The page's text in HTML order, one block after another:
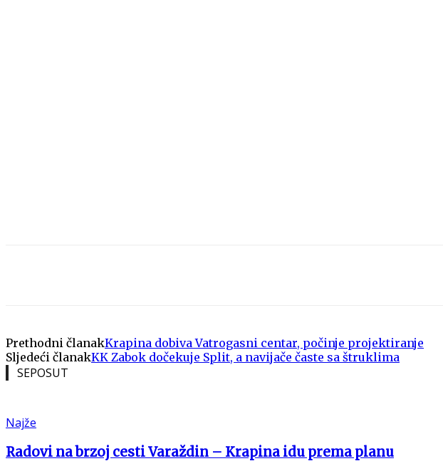
Prethodni članakKrapina dobiva Vatrogasni centar, počinje projektiranje
Sljedeći članakKK Zabok dočekuje Split, a navijače časte sa štruklima
SEPOSUT
Najže
Radovi na brzoj cesti Varaždin – Krapina idu prema planu